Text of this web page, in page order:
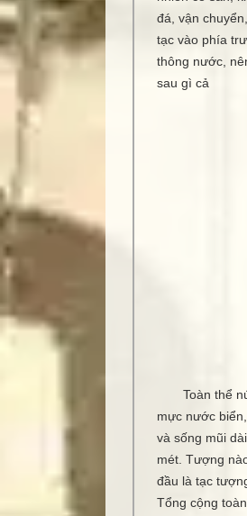
đá, vận
tạc vào phía
thông nước,
sau gì cả
Toàn thể
mực nước
và sống mũi
mét. Tượng
đầu là tạc
Tổng cộng